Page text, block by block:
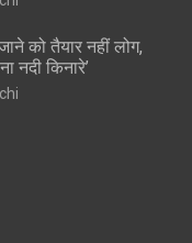
को तैयार नहीं लोग,
नदी किनारे’